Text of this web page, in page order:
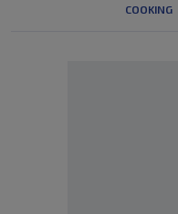
COOKING